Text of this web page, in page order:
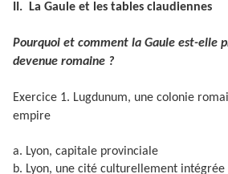
II. La Gaule et les tables claudiennes
Pourquoi et comment la Gaule est-elle
devenue romaine ?
Exercice 1. Lugdunum, une colonie
empire
a. Lyon, capitale provinciale
b. Lyon, une cité culturellement intégrée